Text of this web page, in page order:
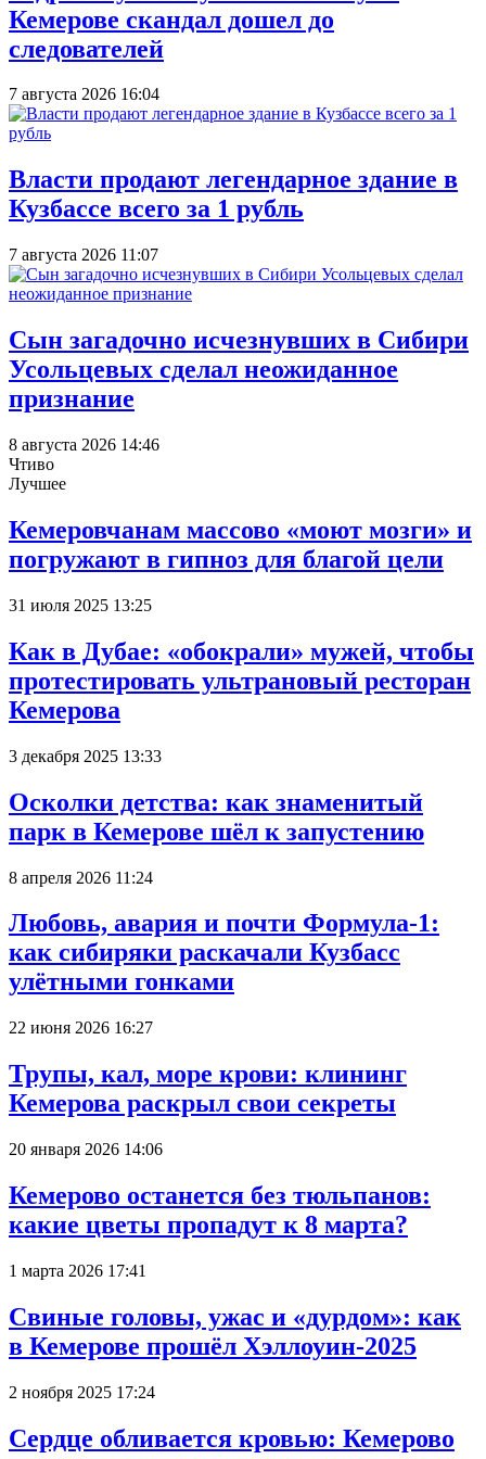
Кемерове скандал дошел до
следователей
7 августа 2026 16:04
Власти продают легендарное здание в
Кузбассе всего за 1 рубль
7 августа 2026 11:07
Сын загадочно исчезнувших в Сибири
Усольцевых сделал неожиданное
признание
8 августа 2026 14:46
Чтиво
Лучшее
Кемеровчанам массово «моют мозги» и
погружают в гипноз для благой цели
31 июля 2025 13:25
Как в Дубае: «обокрали» мужей, чтобы
протестировать ультрановый ресторан
Кемерова
3 декабря 2025 13:33
Осколки детства: как знаменитый
парк в Кемерове шёл к запустению
8 апреля 2026 11:24
Любовь, авария и почти Формула-1:
как сибиряки раскачали Кузбасс
улётными гонками
22 июня 2026 16:27
Трупы, кал, море крови: клининг
Кемерова раскрыл свои секреты
20 января 2026 14:06
Кемерово останется без тюльпанов:
какие цветы пропадут к 8 марта?
1 марта 2026 17:41
Свиные головы, ужас и «дурдом»: как
в Кемерове прошёл Хэллоуин-2025
2 ноября 2025 17:24
Сердце обливается кровью: Кемерово